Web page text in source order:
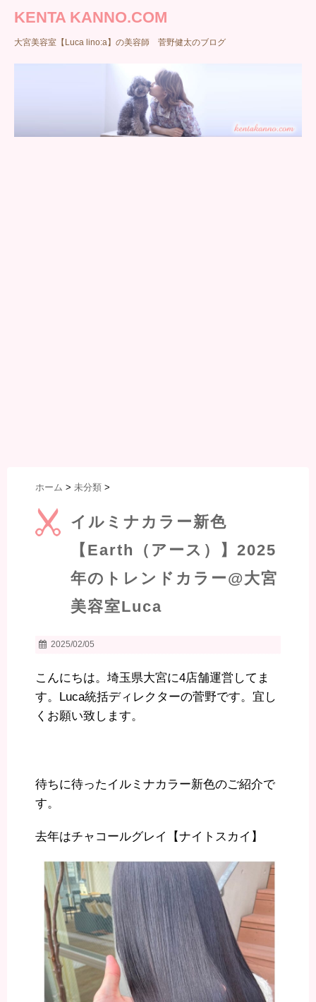
KENTA KANNO.COM
大宮美容室【Luca lino:a】の美容師 菅野健太のブログ
ホーム > 未分類 >
イルミナカラー新色
【Earth（アース）】2025
年のトレンドカラー@大宮
美容室Luca
2025/02/05
こんにちは。埼玉県大宮に4店舗運営してま
す。Luca統括ディレクターの菅野です。宜し
くお願い致します。
待ちに待ったイルミナカラー新色のご紹介で
す。
去年はチャコールグレイ【ナイトスカイ】